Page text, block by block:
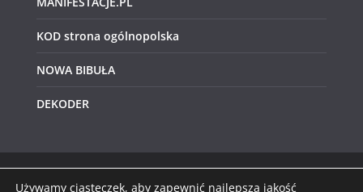
KOD strona ogólnopolska
NOWA BIBUŁA
DEKODER
Używamy ciasteczek, aby zapewnić najlepszą jakość